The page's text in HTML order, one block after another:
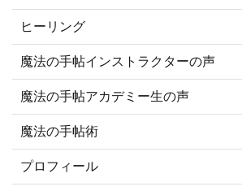
ヒーリング
魔法の手帖インストラクターの声
魔法の手帖アカデミー生の声
魔法の手帖術
プロフィール